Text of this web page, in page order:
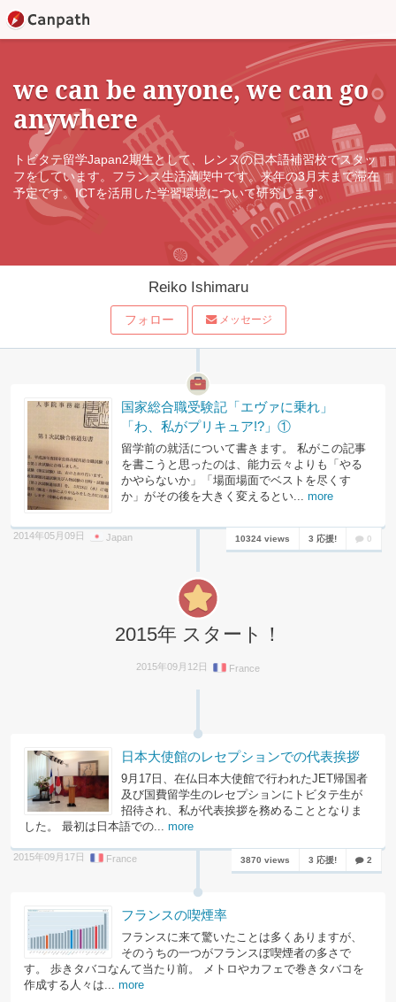
we can be anyone, we can go
anywhere
トビタテ留学Japan2期生として、レンヌの日本語補習校でスタッ
フをしています。フランス生活満喫中です。来年の3月末まで滞在
予定です。ICTを活用した学習環境について研究します。
Reiko Ishimaru
フォロー メッセージ
国家総合職受験記「エヴァに乗れ」
「わ、私がプリキュア!?」①
留学前の就活について書きます。 私がこの記事
を書こうと思ったのは、能力云々よりも「やる
かやらないか」「場面場面でベストを尽くす
か」がその後を大きく変えるとい... more
2014年05月09日 Japan 10324 views 3 応援! 0
2015年 スタート！
2015年09月12日 France
日本大使館のレセプションでの代表挨拶
9月17日、在仏日本大使館で行われたJET帰国者
及び国費留学生のレセプションにトビタテ生が
招待され、私が代表挨拶を務めることとなりま
した。 最初は日本語での... more
2015年09月17日 France 3870 views 3 応援! 2
フランスの喫煙率
フランスに来て驚いたことは多くありますが、
そのうちの一つがフランスぼ喫煙者の多さで
す。 歩きタバコなんて当たり前。 メトロやカフェで巻きタバコを
作成する人々は... more